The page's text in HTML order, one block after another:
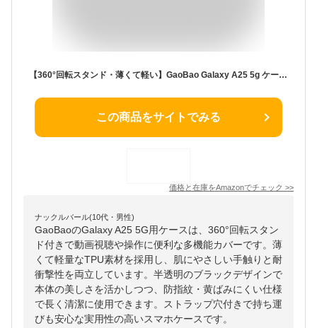
【360°回転スタンド・薄くて軽い】GaoBao Galaxy A25 5g ケース samsung galaxy a25 日本版 スマホ SC-53F SCG33 カバー 半透明 360°回転スタンド 肌に優しい感覚 ストラップ穴付き 耐衝撃 防指紋 TPU 黄ばみにくい ギャラクシ A25 ケース ブラック
この商品をサイトでみる
価格と在庫をAmazonでチェック >>
ナックルバール(10代・男性)
GaoBaoのGalaxy A25 5G用ケースは、360°回転スタン
ド付きで動画視聴や操作に便利な多機能カバーです。薄
くて軽量なTPU素材を採用し、肌にやさしい手触りと耐
衝撃性を両立しています。半透明のブラックデザインで
本体の美しさを活かしつつ、防指紋・黄ばみにくい仕様
で長く清潔に使用できます。ストラップ穴付きで持ち運
びも安心な実用性の高いスマホケースです。